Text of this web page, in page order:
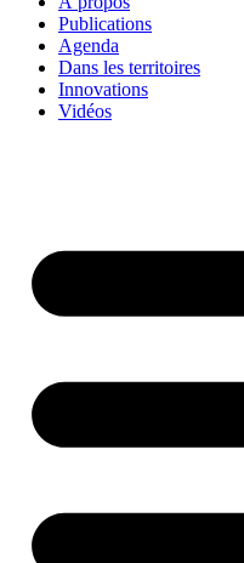
Publications
Agenda
Dans les territoires
Innovations
Vidéos